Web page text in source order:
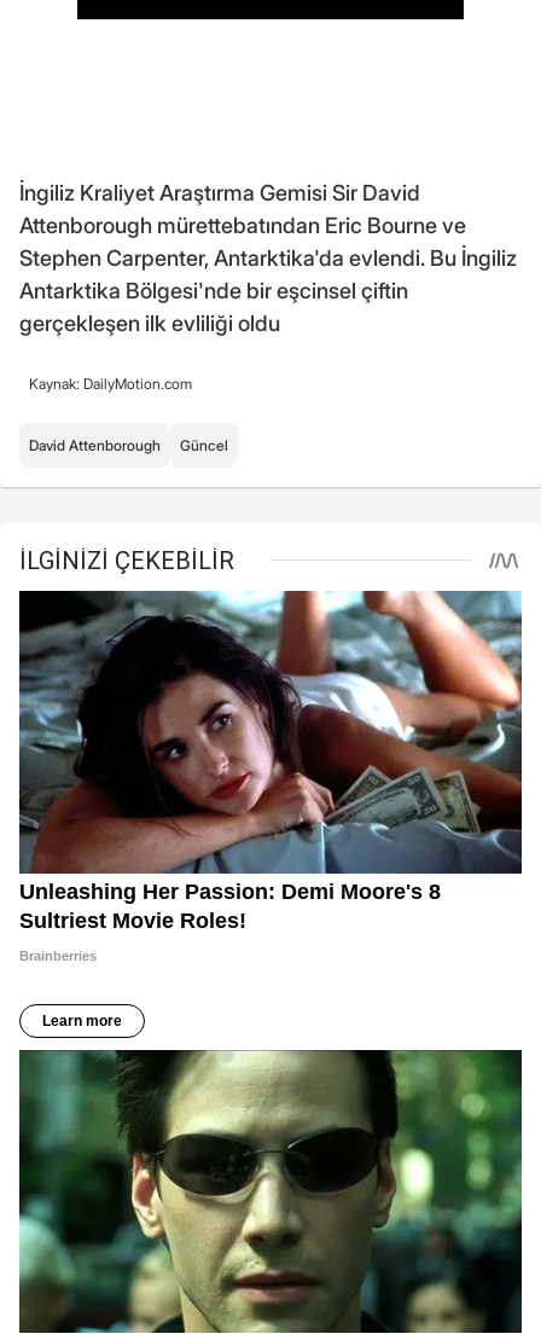
İngiliz Kraliyet Araştırma Gemisi Sir David
Attenborough mürettebatından Eric Bourne ve
Stephen Carpenter, Antarktika'da evlendi. Bu İngiliz
Antarktika Bölgesi'nde bir eşcinsel çiftin
gerçekleşen ilk evliliği oldu
Kaynak: DailyMotion.com
David Attenborough Güncel